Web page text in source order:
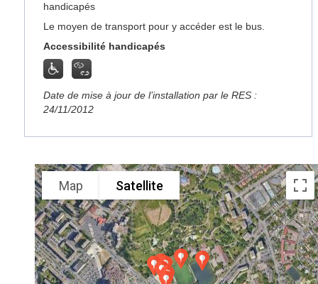
handicapés
Le moyen de transport pour y accéder est le bus.
Accessibilité handicapés
Date de mise à jour de l’installation par le RES :
24/11/2012
Map Satellite